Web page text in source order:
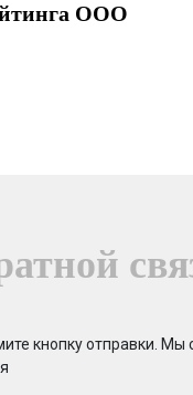
ООО
кнопку отправки. Мы